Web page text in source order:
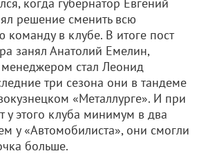
решение сменить всю
команду в клубе. В итоге пост
занял Анатолий Емелин,
стал Леонид
три сезона они в тандеме
«Металлурге». И при
у этого клуба минимум в два
у «Автомобилиста», они смогли
больше.